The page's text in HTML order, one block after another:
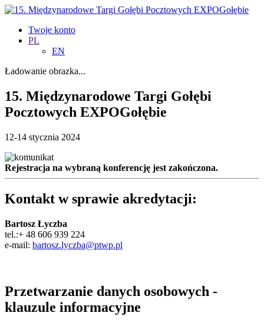
Twoje konto
PL
EN
Ładowanie obrazka...
15. Międzynarodowe Targi Gołębi
Pocztowych EXPOGołębie
12-14 stycznia 2024
Rejestracja na wybraną konferencję jest zakończona.
Kontakt w sprawie akredytacji:
Bartosz Łyczba
tel.:+ 48 606 939 224
e-mail: bartosz.lyczba@ptwp.pl
Przetwarzanie danych osobowych -
klauzule informacyjne